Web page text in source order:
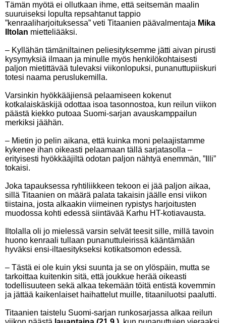
Tämän myötä ei ollutkaan ihme, että seitsemän maalin
suuruiseksi lopulta repsahtanut tappio
”kenraaliharjoituksessa” veti Titaanien päävalmentaja Mika
Iltolan mietteliääksi.
– Kyllähän tämäniltainen peliesityksemme jätti aivan pirusti
kysymyksiä ilmaan ja minulle myös henkilökohtaisesti
paljon mietittävää tulevaksi viikonlopuksi, punanuttupiiskuri
totesi naama peruslukemilla.
Varsinkin hyökkääjiensä pelaamiseen kokenut
kotkalaiskäskijä odottaa isoa tasonnostoa, kun reilun viikon
päästä kiekko putoaa Suomi-sarjan avauskamppailun
merkiksi jäähän.
– Mietin jo pelin aikana, että kuinka moni pelaajistamme
kykenee ihan oikeasti pelaamaan tällä sarjatasolla –
erityisesti hyökkääjiltä odotan paljon nähtyä enemmän, ”Illi”
tokaisi.
Joka tapauksessa ryhtiliikkeen tekoon ei jää paljon aikaa,
sillä Titaanien on määrä palata takaisin jäälle ensi viikon
tiistaina, josta alkaakin viimeinen rypistys harjoitusten
muodossa kohti edessä siintävää Karhu HT-kotiavausta.
Iltolalla oli jo mielessä varsin selvät teesit sille, millä tavoin
huono kenraali tullaan punanuttuleirissä kääntämään
hyväksi ensi-iltaesitykseksi kotikatsomon edessä.
– Tästä ei ole kuin yksi suunta ja se on ylöspäin, mutta se
tarkoittaa kuitenkin sitä, että joukkue herää oikeasti
todellisuuteen sekä alkaa tekemään töitä entistä kovemmin
ja jättää kaikenlaiset haihattelut muille, titaaniluotsi paalutti.
Titaanien taistelu Suomi-sarjan runkosarjassa alkaa reilun